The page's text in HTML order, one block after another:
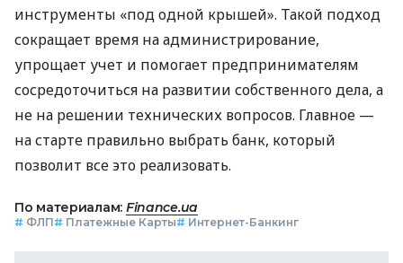
инструменты «под одной крышей». Такой подход
сокращает время на администрирование,
упрощает учет и помогает предпринимателям
сосредоточиться на развитии собственного дела, а
не на решении технических вопросов. Главное —
на старте правильно выбрать банк, который
позволит все это реализовать.
По материалам: Finance.ua
# ФЛП# Платежные Карты# Интернет-Банкинг